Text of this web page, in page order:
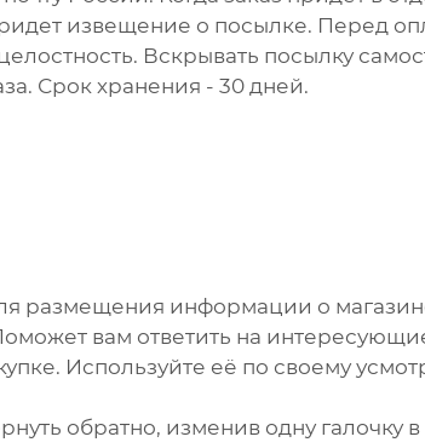
извещение о посылке. Перед
Вскрывать посылку
Срок хранения - 30 дней.
размещения информации о
вам ответить на
Используйте её по своему
обратно, изменив одну галочку